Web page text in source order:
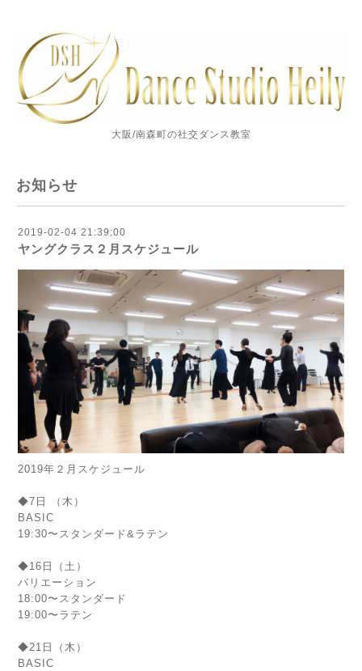
大阪/南森町の社交ダンス教室
お知らせ
2019-02-04 21:39:00
ヤングクラス２月スケジュール
2019年２月スケジュール
◆7日 （木）
BASIC
19:30〜スタンダード&ラテン
◆16日（土）
バリエーション
18:00〜スタンダード
19:00〜ラテン
◆21日（木）
BASIC